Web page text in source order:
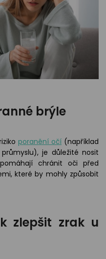
brýle
poranění očí (například
je důležité nosit
chránit oči před
které by mohly způsobit
zlepšit zrak u